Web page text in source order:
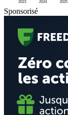
2023 2024 2025
Sponsorisé